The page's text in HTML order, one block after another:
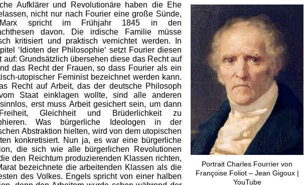
Portrait Charles Fourrier von
Françoise Foliot – Jean Gigoux |
YouTube
Aufklärer und Revolutionäre haben die Ehe
nicht nur nach Fourier eine große Sünde,
spricht im Frühjahr 1845 in den
davon. Die irdische Familie müsse
kritisiert und praktisch vernichtet werden. In
‘Idioten der Philosophie‘ setzt Fourier diesen
auf: Grundsätzlich übersehen diese das Recht auf
das Recht der Frauen, so dass Fourier als ein
utopischer Feminist bezeichnet werden kann.
Recht auf Arbeit, das der deutsche Philosoph
Staat einklagen wollte, sind alle anderen
erst muss Arbeit gesichert sein, um dann
Gleichheit und Brüderlichkeit zu
Was bürgerliche Ideologen in der
Abstraktion hielten, wird von dem utopischen
konkretisiert. Nun ja, es war eine bürgerliche
die sich wie alle bürgerlichen Revolutionen
den Reichtum produzierenden Klassen richten,
bezeichnete die arbeitenden Klassen als die
des Volkes. Engels spricht von einer halben